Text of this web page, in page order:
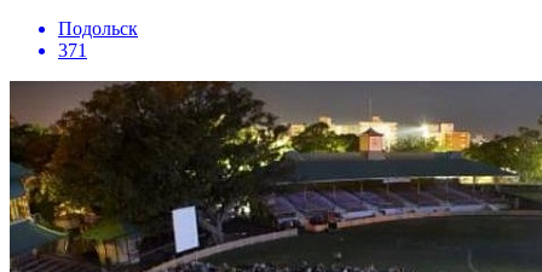
Подольск
371